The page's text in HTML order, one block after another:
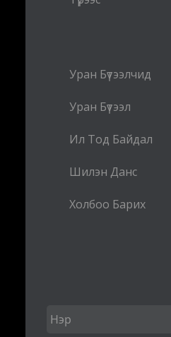
Уран Бүтээлчид
Уран Бүтээл
Ил Тод Байдал
Шилэн Данс
Холбоо Барих